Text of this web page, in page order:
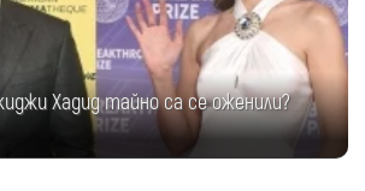
Хадид тайно са се оженили?